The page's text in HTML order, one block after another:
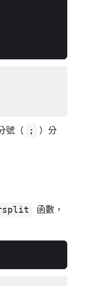
號（ ;
）分
函數，